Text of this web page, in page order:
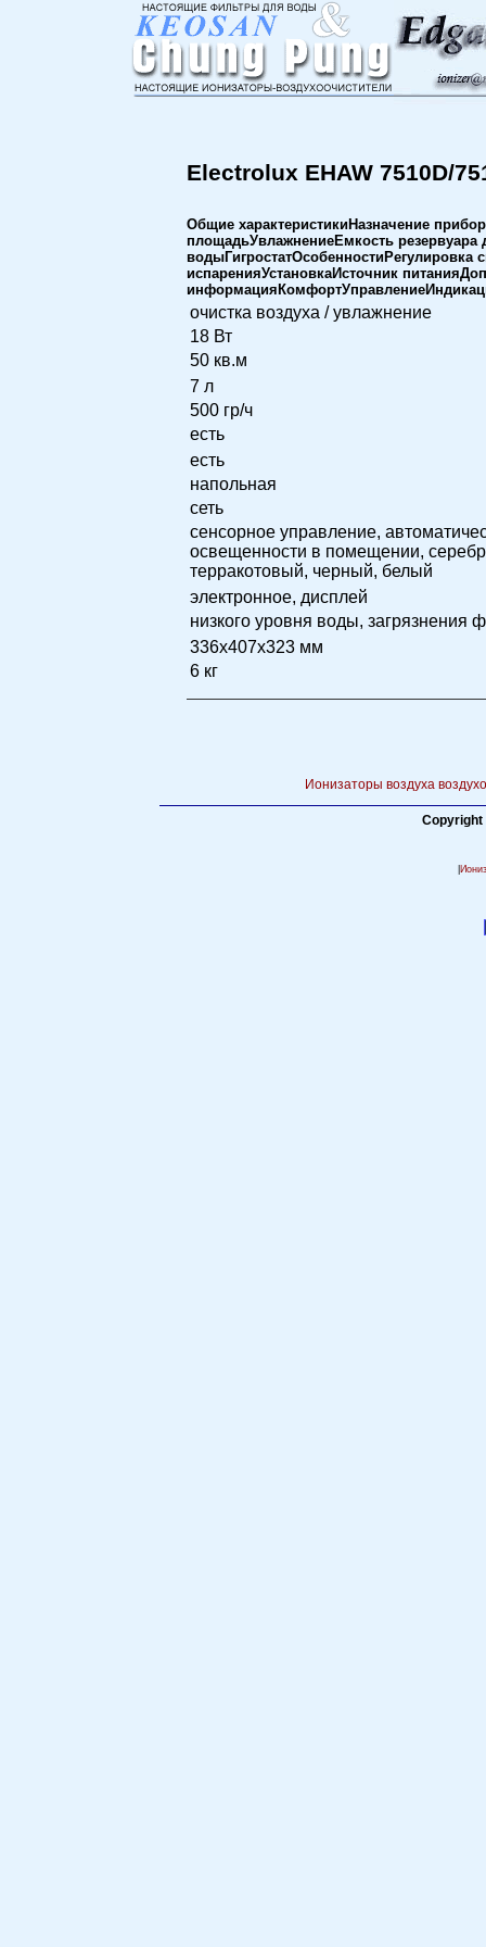
Electrolux EHAW 7510D/
Общие характеристикиНазначение
площадьУвлажнениеЕмкость резервуара
водыГигростатОсобенностиРегулировка
испаренияУстановкаИсточник
очистка воздуха / увлажнение
18 Вт
50 кв.м
7 л
500 гр/ч
есть
есть
напольная
сеть
сенсорное управление,
освещенности в помещении,
терракотовый, черный, белый
электронное, дисплей
низкого уровня воды, загрязнения
336x407x323 мм
6 кг
Ионизаторы воздуха
Copyright